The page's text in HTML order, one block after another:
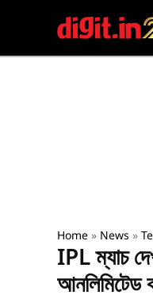
Home » News »
IPL ম্যাচ
আনলিমিটেড